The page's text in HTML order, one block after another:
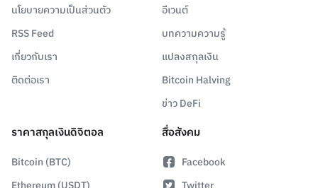
นโยบายความเป็นส่วนตัว
RSS Feed
เกี่ยวกับเรา
ติดต่อเรา
อีเวนต์
บทความความรู้
แปลงสกุลเงิน
Bitcoin Halving
ข่าว DeFi
ราคาสกุลเงินดิจิตอล
Bitcoin (BTC)
สื่อสังคม
Facebook